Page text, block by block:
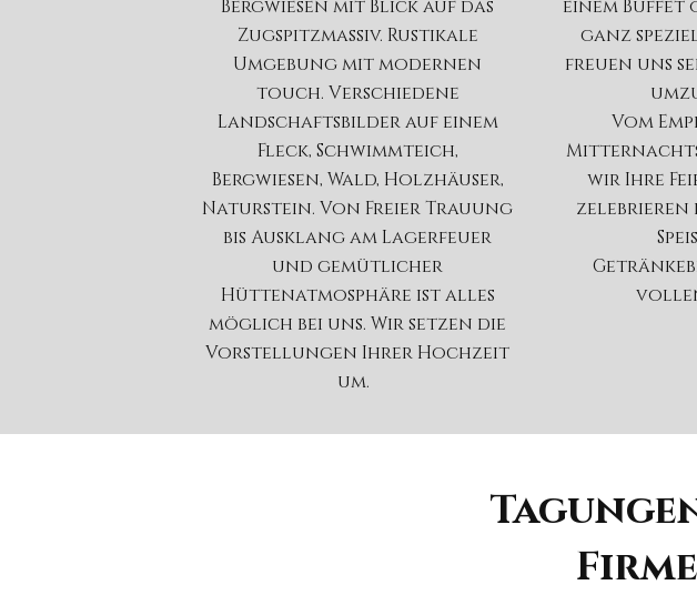
Bergwiesen mit Blick auf das
Zugspitzmassiv. Rustikale
Umgebung mit modernen
touch. Verschiedene
Landschaftsbilder auf einem
Fleck, Schwimmteich,
Bergwiesen, Wald, Holzhäuser,
Naturstein. Von Freier Trauung
bis Ausklang am Lagerfeuer
und gemütlicher
Hüttenatmosphäre ist alles
möglich bei uns. Wir setzen die
Vorstellungen Ihrer Hochzeit
um.
einem Buffet
ganz
freuen uns
Vom
wir Ihre
zelebrieren